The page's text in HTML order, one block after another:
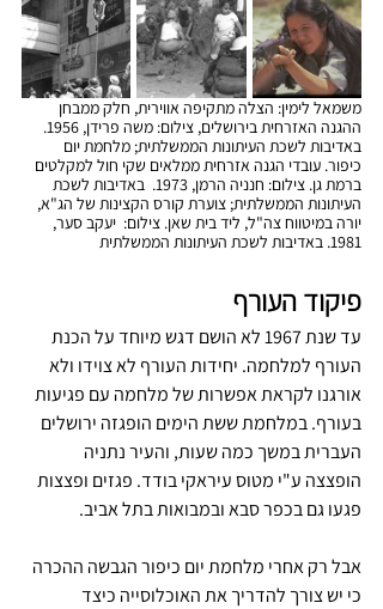
משמאל לימין: הצלה מתקיפה אווירית, חלק ממבחן
ההגנה האזרחית בירושלים, צילום: משה פרידן, 1956.
באדיבות לשכת העיתונות הממשלתית; מלחמת יום
כיפור. עובדי הגנה אזרחית ממלאים שקי חול למקלטים
ברמת גן. צילום: חנניה הרמן, 1973.  באדיבות לשכת
העיתונות הממשלתית; צוערת קורס הקצינות של הג"א,
יורה במיטווח צה"ל, ליד בית שאן. צילום:  יעקב סער,
1981. באדיבות לשכת העיתונות הממשלתית
פיקוד העורף
עד שנת 1967 לא הושם דגש מיוחד על הכנת
העורף למלחמה. יחידות העורף לא צוידו ולא
אורגנו לקראת אפשרות של מלחמה עם פגיעות
בעורף. במלחמת ששת הימים הופגזה ירושלים
העברית במשך כמה שעות, והעיר נתניה
הופצצה ע"י מטוס עיראקי בודד. פגזים ופצצות
פגעו גם בכפר סבא ובמבואות בתל אביב.
אבל רק אחרי מלחמת יום כיפור הגבשה ההכרה
כי יש צורך להדריך את האוכלוסייה כיצד